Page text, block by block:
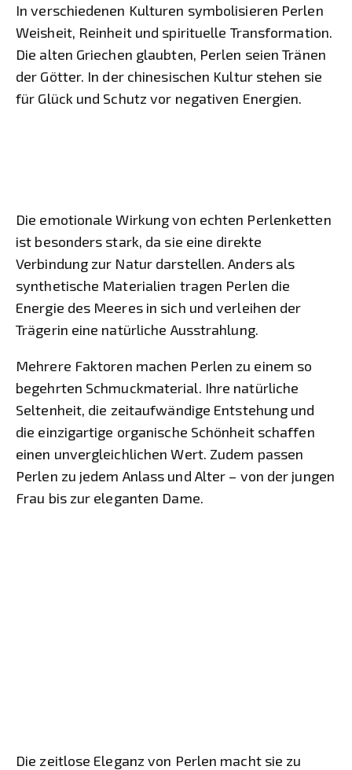
In verschiedenen Kulturen symbolisieren Perlen
Weisheit, Reinheit und spirituelle Transformation.
Die alten Griechen glaubten, Perlen seien Tränen
der Götter. In der chinesischen Kultur stehen sie
für Glück und Schutz vor negativen Energien.
Die emotionale Wirkung von echten Perlenketten
ist besonders stark, da sie eine direkte
Verbindung zur Natur darstellen. Anders als
synthetische Materialien tragen Perlen die
Energie des Meeres in sich und verleihen der
Trägerin eine natürliche Ausstrahlung.
Mehrere Faktoren machen Perlen zu einem so
begehrten Schmuckmaterial. Ihre natürliche
Seltenheit, die zeitaufwändige Entstehung und
die einzigartige organische Schönheit schaffen
einen unvergleichlichen Wert. Zudem passen
Perlen zu jedem Anlass und Alter – von der jungen
Frau bis zur eleganten Dame.
Die zeitlose Eleganz von Perlen macht sie zu